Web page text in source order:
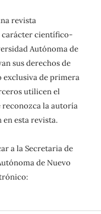
revista
científico-
Autónoma de
sus derechos de
exclusiva de primera
utilicen el
reconozca la autoría
esta revista.
a la Secretaria de
de Nuevo